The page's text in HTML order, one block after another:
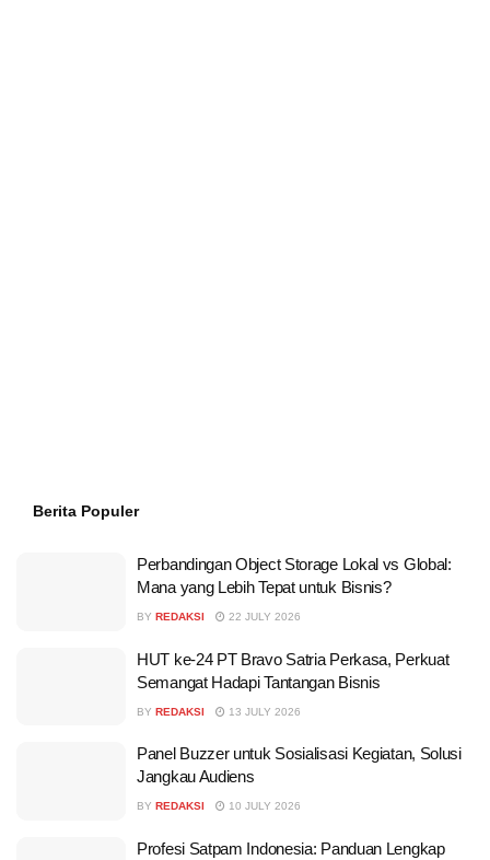
Berita Populer
Perbandingan Object Storage Lokal vs Global:
Mana yang Lebih Tepat untuk Bisnis?
BY REDAKSI 22 JULY 2026
HUT ke-24 PT Bravo Satria Perkasa, Perkuat
Semangat Hadapi Tantangan Bisnis
BY REDAKSI 13 JULY 2026
Panel Buzzer untuk Sosialisasi Kegiatan, Solusi
Jangkau Audiens
BY REDAKSI 10 JULY 2026
Profesi Satpam Indonesia: Panduan Lengkap